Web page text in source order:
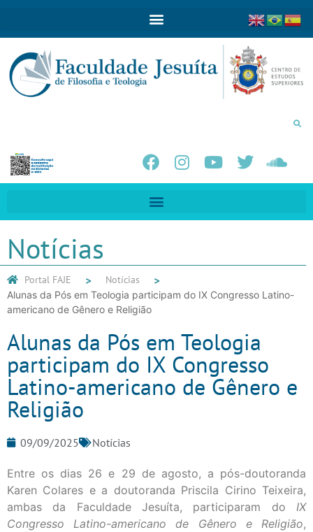
Notícias
Portal FAJE Notícias
Alunas da Pós em Teologia participam do IX Congresso Latino-
americano de Gênero e Religião
Alunas da Pós em Teologia
participam do IX Congresso
Latino-americano de Gênero e
Religião
09/09/2025 Notícias
Entre os dias 26 e 29 de agosto, a pós-doutoranda
Karen Colares e a doutoranda Priscila Cirino Teixeira,
ambas da Faculdade Jesuíta, participaram do IX
Congresso Latino-americano de Gênero e Religião,